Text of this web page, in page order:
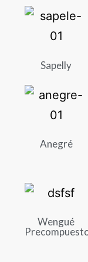
Sapelly
Anegré
Wengué